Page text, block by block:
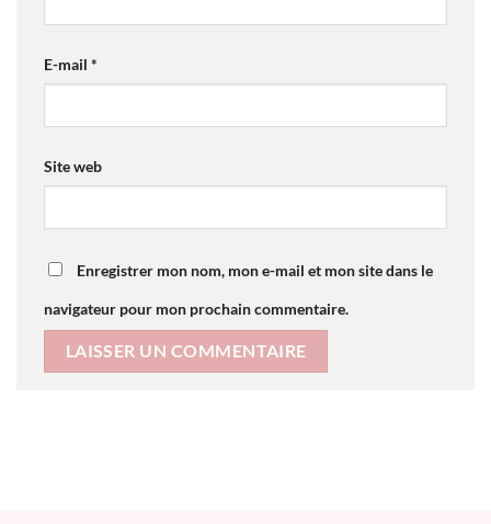
E-mail *
Site web
Enregistrer mon nom, mon e-mail et mon site dans le
navigateur pour mon prochain commentaire.